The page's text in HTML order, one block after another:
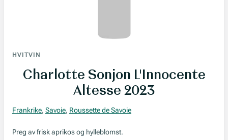
HVITVIN
Charlotte Sonjon L'Innocente
Altesse 2023
Frankrike, Savoie, Roussette de Savoie
Preg av frisk aprikos og hylleblomst.